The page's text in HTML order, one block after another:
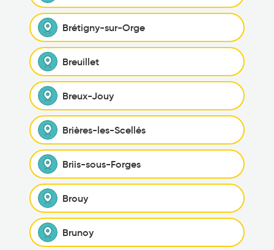
Brétigny-sur-Orge
Breuillet
Breux-Jouy
Brières-les-Scellés
Briis-sous-Forges
Brouy
Brunoy